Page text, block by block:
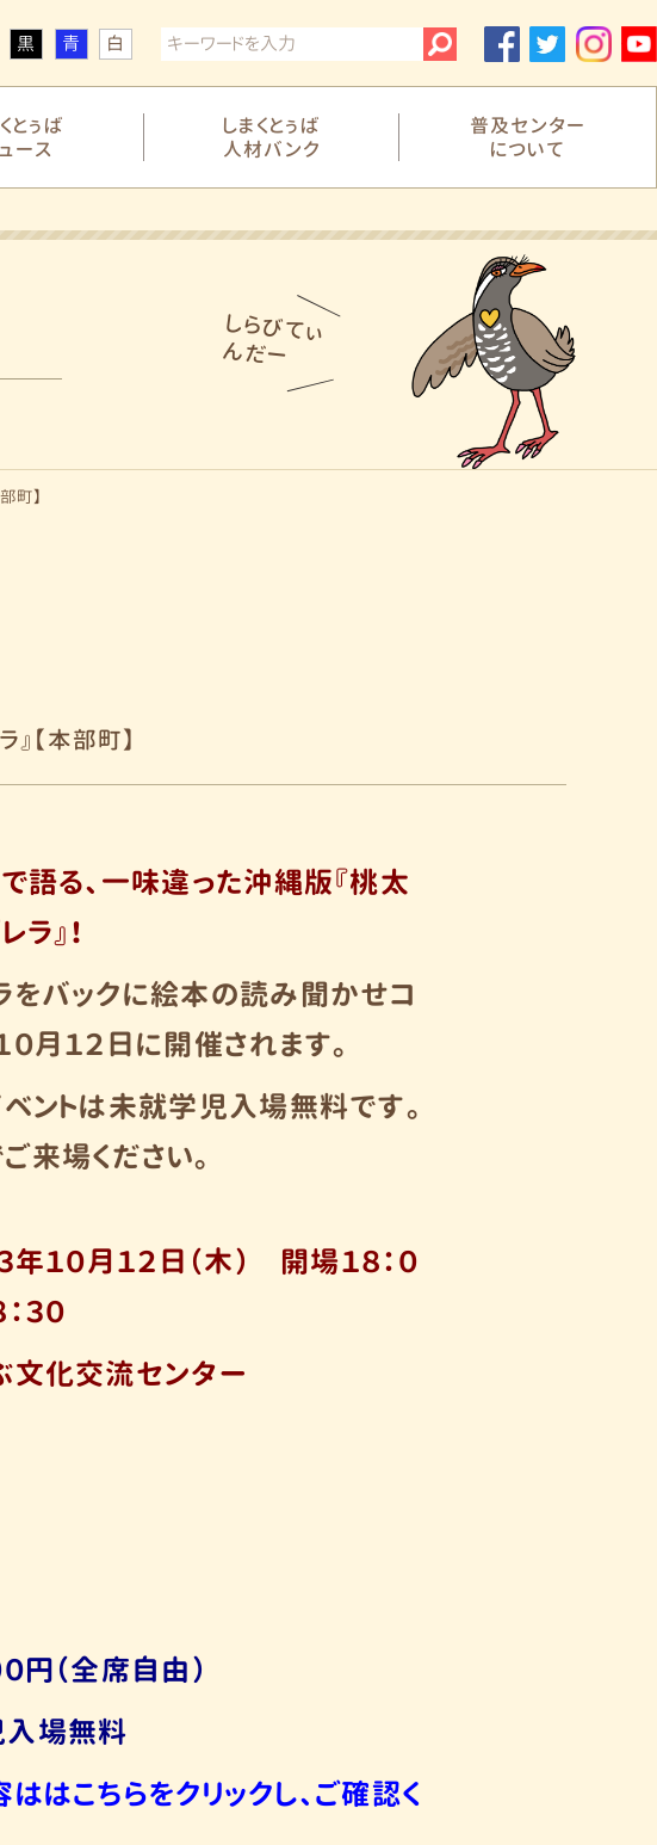
黒 青 白
とぅば
ース
しまくとぅば
人材バンク
普及センター
について
しらびてぃ
んだー
町】
【本部町】
で語る、一味違った沖縄版『桃太
ラ』！
をバックに絵本の読み聞かせコ
０月１２日に開催されます。
ベントは未就学児入場無料です。
来場ください。
年１０月１２日（木） 開場１８：０
３０
文化交流センター
０円（全席自由）
場無料
ははこちらをクリックし、ご確認く